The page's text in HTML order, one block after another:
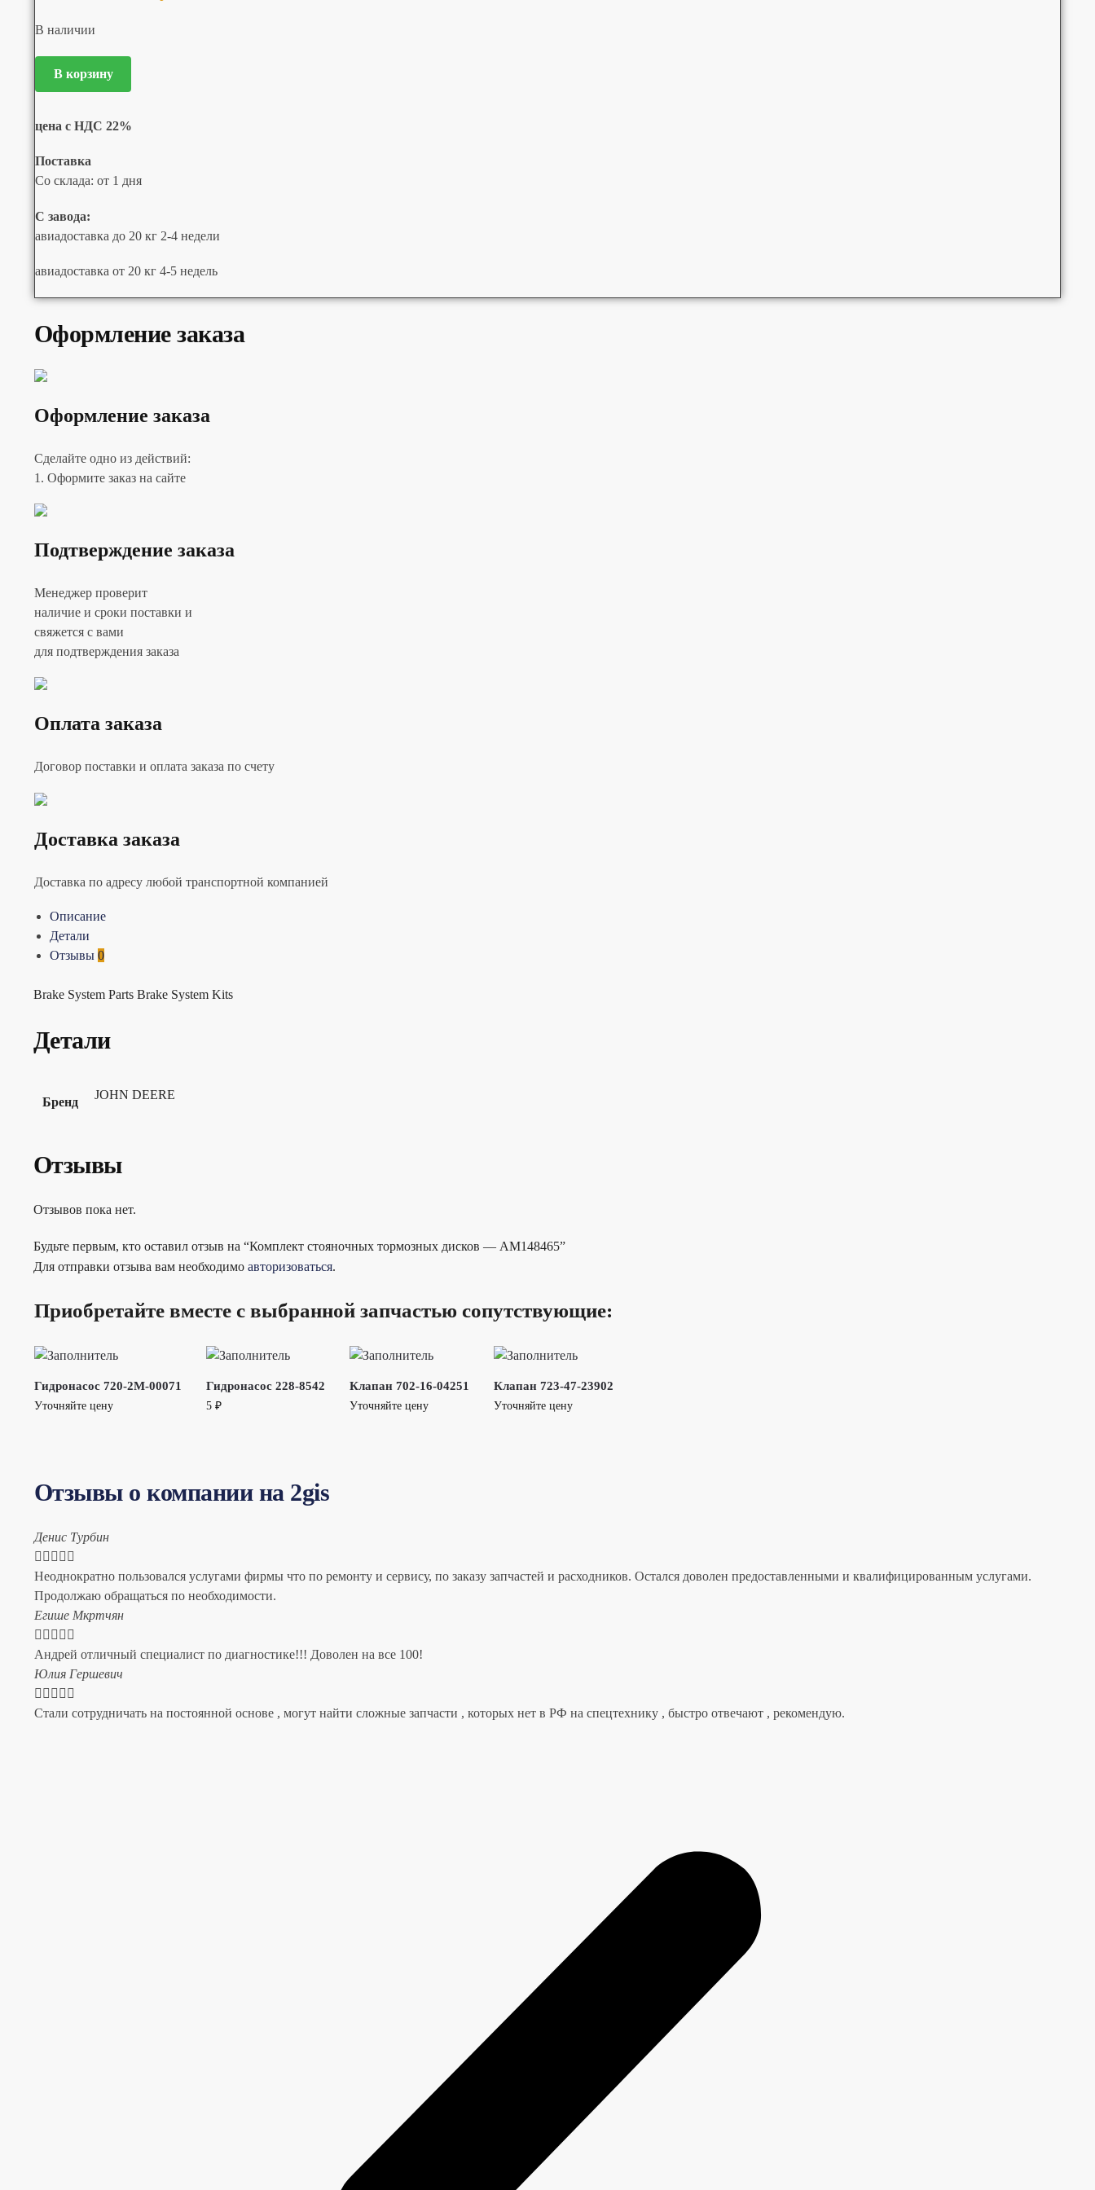
В наличии
В корзину
цена с НДС 22%
Поставка
Со склада: от 1 дня
С завода:
авиадоставка до 20 кг 2-4 недели
авиадоставка от 20 кг 4-5 недель
Оформление заказа
Оформление заказа
Сделайте одно из действий:
1. Оформите заказ на сайте
Подтверждение заказа
Менеджер проверит
наличие и сроки поставки и
свяжется с вами
для подтверждения заказа
Оплата заказа
Договор поставки и оплата заказа по счету
Доставка заказа
Доставка по адресу любой транспортной компанией
Описание
Детали
Отзывы 0
Brake System Parts Brake System Kits
Детали
Бренд
JOHN DEERE
Отзывы
Отзывов пока нет.
Будьте первым, кто оставил отзыв на “Комплект стояночных тормозных дисков — AM148465”
Для отправки отзыва вам необходимо авторизоваться.
Приобретайте вместе с выбранной запчастью сопутствующие:
Гидронасос 720-2M-00071
Уточняйте цену
Гидронасос 228-8542
5 ₽
Клапан 702-16-04251
Уточняйте цену
Клапан 723-47-23902
Уточняйте цену
Отзывы о компании на 2gis
Денис Турбин
    
Неоднократно пользовался услугами фирмы что по ремонту и сервису, по заказу запчастей и расходников. Остался доволен предоставленными и квалифицированным услугами.
Продолжаю обращаться по необходимости.
​Егише Мкртчян
    
Андрей отличный специалист по диагностике!!! Доволен на все 100!
​Юлия Гершевич
    
Стали сотрудничать на постоянной основе , могут найти сложные запчасти , которых нет в РФ на спецтехнику , быстро отвечают , рекомендую.